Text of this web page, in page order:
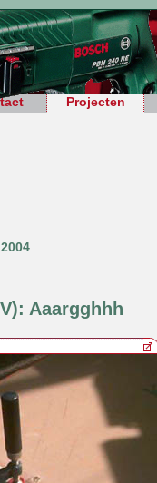
Projecten
Aaargghhh